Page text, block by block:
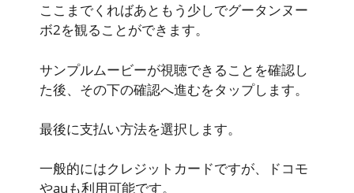
ここまでくればあともう少しでグータンヌー
ボ2を観ることができます。
サンプルムービーが視聴できることを確認し
た後、その下の確認へ進むをタップします。
最後に支払い方法を選択します。
一般的にはクレジットカードですが、ドコモ
やauも利用可能です。